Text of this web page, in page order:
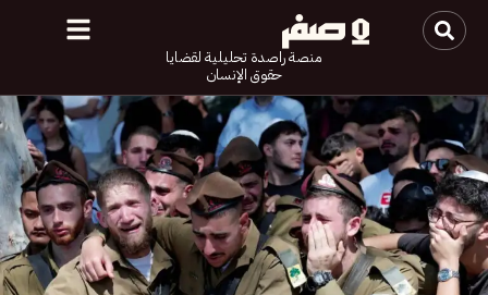
منصة راصدة تحليلية لقضايا
حقوق الإنسان